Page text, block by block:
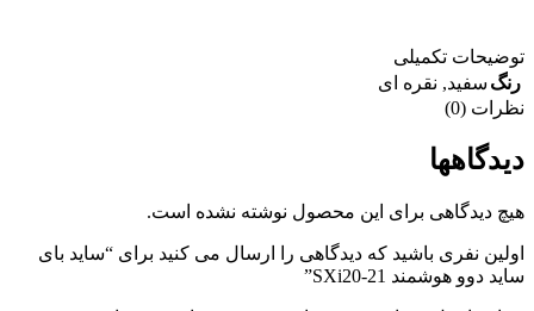
توضیحات تکمیلی
رنگ سفید, نقره ای
نظرات (0)
دیدگاهها
هیچ دیدگاهی برای این محصول نوشته نشده است.
اولین نفری باشید که دیدگاهی را ارسال می کنید برای “ساید بای
ساید دوو هوشمند SXi20-21”